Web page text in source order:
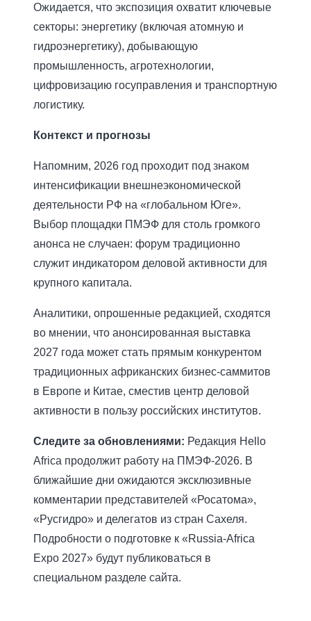
Ожидается, что экспозиция охватит ключевые
секторы: энергетику (включая атомную и
гидроэнергетику), добывающую
промышленность, агротехнологии,
цифровизацию госуправления и транспортную
логистику.
Контекст и прогнозы
Напомним, 2026 год проходит под знаком
интенсификации внешнеэкономической
деятельности РФ на «глобальном Юге».
Выбор площадки ПМЭФ для столь громкого
анонса не случаен: форум традиционно
служит индикатором деловой активности для
крупного капитала.
Аналитики, опрошенные редакцией, сходятся
во мнении, что анонсированная выставка
2027 года может стать прямым конкурентом
традиционных африканских бизнес-саммитов
в Европе и Китае, сместив центр деловой
активности в пользу российских институтов.
Следите за обновлениями: Редакция Hello
Africa продолжит работу на ПМЭФ-2026. В
ближайшие дни ожидаются эксклюзивные
комментарии представителей «Росатома»,
«Русгидро» и делегатов из стран Сахеля.
Подробности о подготовке к «Russia-Africa
Expo 2027» будут публиковаться в
специальном разделе сайта.